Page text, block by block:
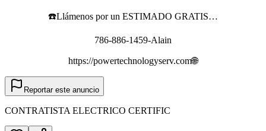
☎️Llámenos por un ESTIMADO GRATIS…
786-886-1459-Alain
https://powertechnologyserv.com🌐
Reportar este anuncio
CONTRATISTA ELECTRICO CERTIFIC